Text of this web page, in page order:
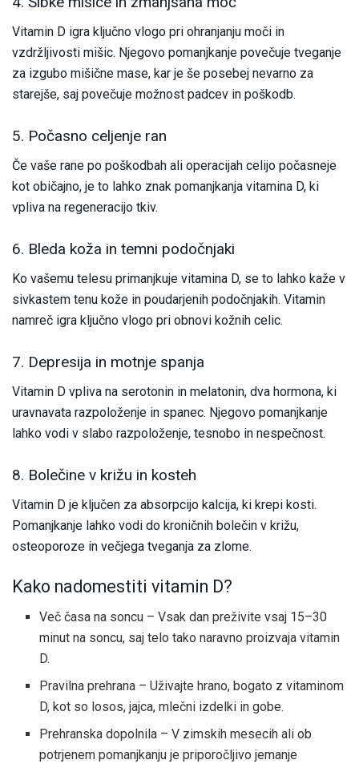
Vitamin D igra ključno vlogo pri ohranjanju moči in
vzdržljivosti mišic. Njegovo pomanjkanje povečuje tveganje
za izgubo mišične mase, kar je še posebej nevarno za
starejše, saj povečuje možnost padcev in poškodb.
5. Počasno celjenje ran
Če vaše rane po poškodbah ali operacijah celijo počasneje
kot običajno, je to lahko znak pomanjkanja vitamina D, ki
vpliva na regeneracijo tkiv.
6. Bleda koža in temni podočnjaki
Ko vašemu telesu primanjkuje vitamina D, se to lahko kaže v
sivkastem tenu kože in poudarjenih podočnjakih. Vitamin
namreč igra ključno vlogo pri obnovi kožnih celic.
7. Depresija in motnje spanja
Vitamin D vpliva na serotonin in melatonin, dva hormona, ki
uravnavata razpoloženje in spanec. Njegovo pomanjkanje
lahko vodi v slabo razpoloženje, tesnobo in nespečnost.
8. Bolečine v križu in kosteh
Vitamin D je ključen za absorpcijo kalcija, ki krepi kosti.
Pomanjkanje lahko vodi do kroničnih bolečin v križu,
osteoporoze in večjega tveganja za zlome.
Kako nadomestiti vitamin D?
Več časa na soncu – Vsak dan preživite vsaj 15–30
minut na soncu, saj telo tako naravno proizvaja vitamin
D.
Pravilna prehrana – Uživajte hrano, bogato z vitaminom
D, kot so losos, jajca, mlečni izdelki in gobe.
Prehranska dopolnila – V zimskih mesecih ali ob
potrjenem pomanjkanju je priporočljivo jemanje